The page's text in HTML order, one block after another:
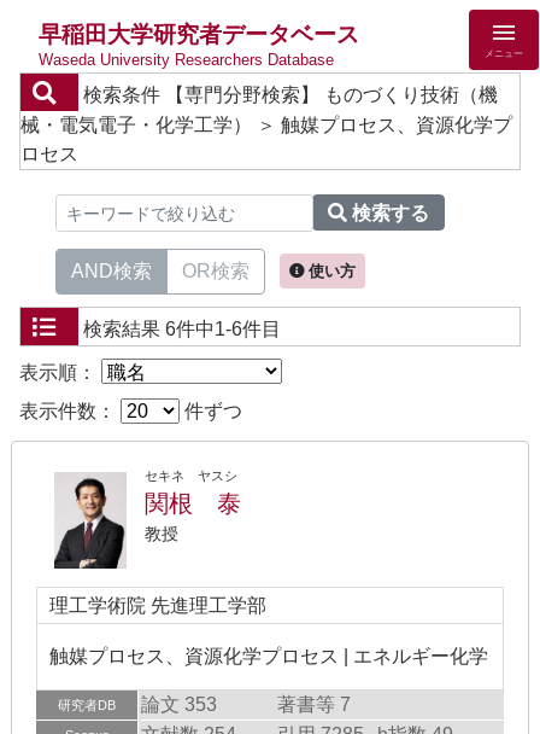
早稲田大学研究者データベース
Waseda University Researchers Database メニュー
検索条件
【専門分野検索】 ものづくり技術（機
械・電気電子・化学工学） ＞ 触媒プロセス、資源化学プ
ロセス
検索する
AND検索 OR検索 使い方
検索結果 6件中1-6件目
表示順：
表示件数：
件ずつ
セキネ ヤスシ
関根 泰
教授
理工学術院 先進理工学部
触媒プロセス、資源化学プロセス | エネルギー化学
研究者DB 論文 353 著書等 7